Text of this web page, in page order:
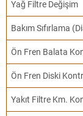
Yağ Filtre Değişim
Bakım Sıfırlama
Ön Fren Balata
Ön Fren Diski
Yakıt Filtre Km.